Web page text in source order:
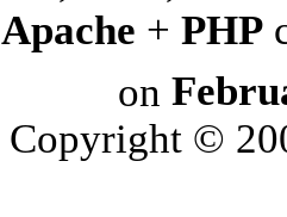
Apache + PHP
on
Copyright ©